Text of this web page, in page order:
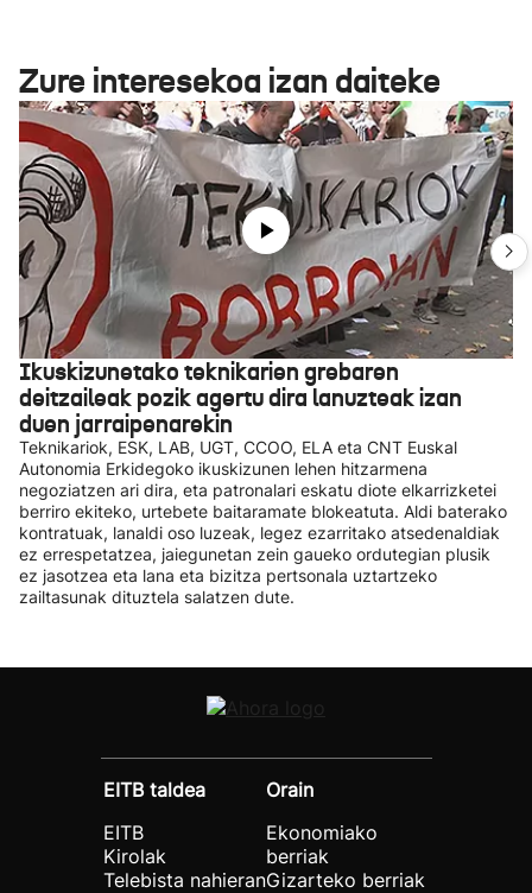
Zure interesekoa izan daiteke
Ikuskizunetako teknikarien grebaren
deitzaileak pozik agertu dira lanuzteak izan
duen jarraipenarekin
Teknikariok, ESK, LAB, UGT, CCOO, ELA eta CNT Euskal
Autonomia Erkidegoko ikuskizunen lehen hitzarmena
negoziatzen ari dira, eta patronalari eskatu diote elkarrizketei
berriro ekiteko, urtebete baitaramate blokeatuta. Aldi baterako
kontratuak, lanaldi oso luzeak, legez ezarritako atsedenaldiak
ez errespetatzea, jaiegunetan zein gaueko ordutegian plusik
ez jasotzea eta lana eta bizitza pertsonala uztartzeko
zailtasunak dituztela salatzen dute.
EITB taldea
EITB
Kirolak
Telebista nahieran
Orain
Ekonomiako
berriak
Gizarteko berriak